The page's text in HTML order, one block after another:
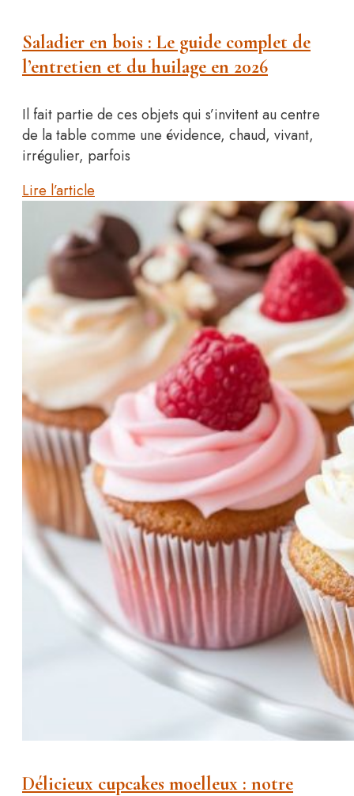
Saladier en bois : Le guide complet de
l’entretien et du huilage en 2026
Il fait partie de ces objets qui s’invitent au centre
de la table comme une évidence, chaud, vivant,
irrégulier, parfois
Lire l’article
Délicieux cupcakes moelleux : notre